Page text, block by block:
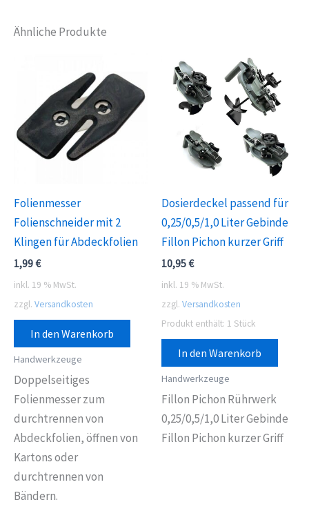
Ähnliche Produkte
Folienmesser
Folienschneider mit 2
Klingen für Abdeckfolien
1,99€
inkl. 19 % MwSt.
zzgl. Versandkosten
In den Warenkorb
Handwerkzeuge
Doppelseitiges
Folienmesser zum
durchtrennen von
Abdeckfolien, öffnen von
Kartons oder
durchtrennen von
Bändern.
Dosierdeckel passend für
0,25/0,5/1,0 Liter Gebinde
Fillon Pichon kurzer Griff
10,95€
inkl. 19 % MwSt.
zzgl. Versandkosten
Produkt enthält: 1 Stück
In den Warenkorb
Handwerkzeuge
Fillon Pichon Rührwerk
0,25/0,5/1,0 Liter Gebinde
Fillon Pichon kurzer Griff